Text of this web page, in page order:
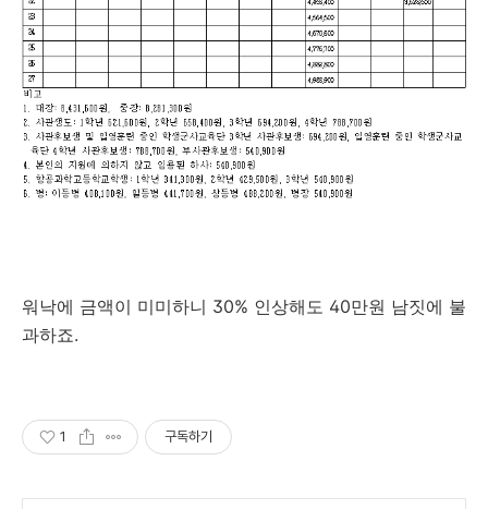
워낙에 금액이 미미하니 30% 인상해도 40만원 남짓에 불
과하죠.
1 구독하기